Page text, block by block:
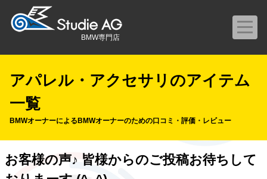
BMW専門店
アパレル・アクセサリのアイテム
一覧
BMWオーナーによるBMWオーナーのための口コミ・評価・レビュー
お客様の声♪ 皆様からのご投稿お待ちして